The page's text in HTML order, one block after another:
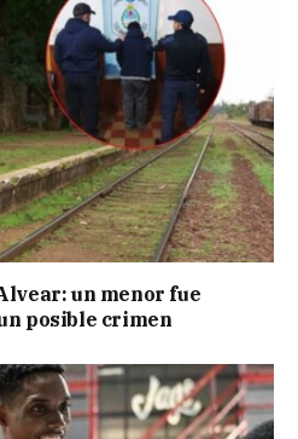
un menor fue
posible crimen